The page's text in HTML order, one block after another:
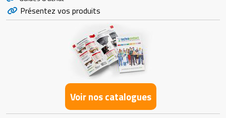
Présentez vos produits
Voir nos catalogues